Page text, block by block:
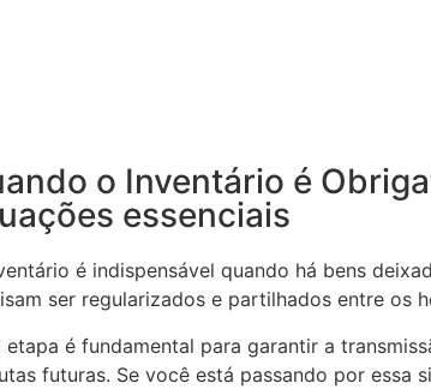
o Inventário é
essenciais
é indispensável quando há bens
ser regularizados e partilhados entre os
etapa é fundamental para garantir a
futuras. Se você está passando por essa